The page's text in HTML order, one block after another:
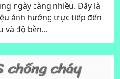
ngày càng nhiều. Đây là
ảnh hưởng trực tiếp đến
và độ bền...